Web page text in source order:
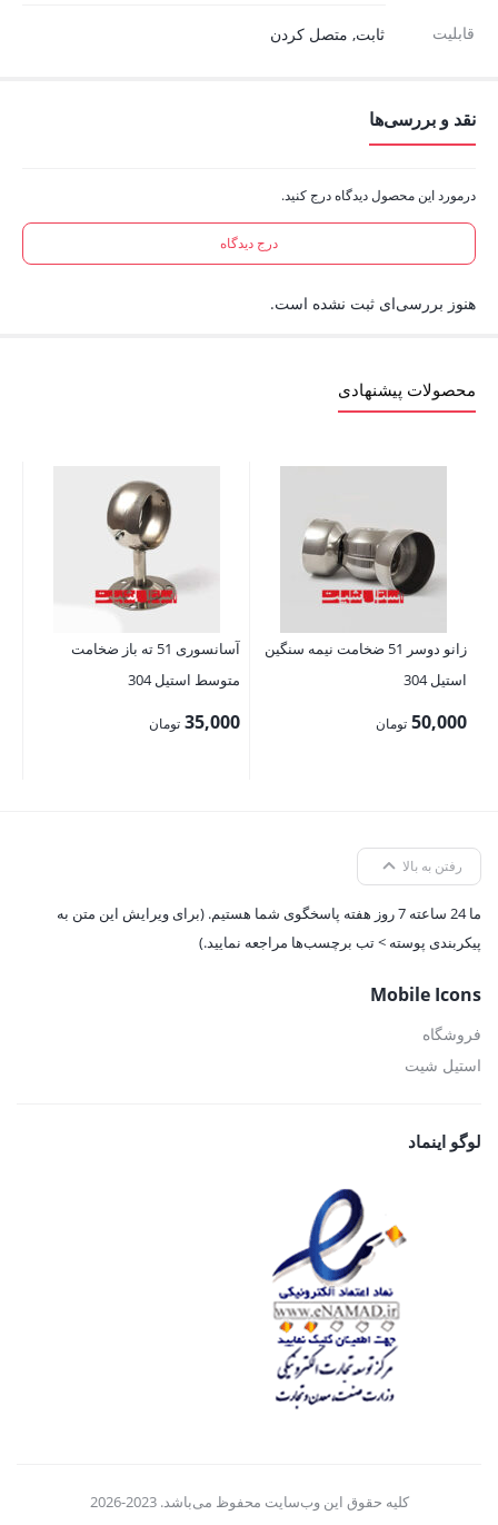
قابلیت ثابت, متصل کردن
نقد و بررسی‌ها
درمورد این محصول دیدگاه درج کنید.
درج دیدگاه
هنوز بررسی‌ای ثبت نشده است.
محصولات پیشنهادی
زانو دوسر 51 ضخامت نیمه سنگین
استیل 304
50,000 تومان
آسانسوری 51 ته باز ضخامت
متوسط استیل 304
35,000 تومان
رفتن به بالا
ما 24 ساعته 7 روز هفته پاسخگوی شما هستیم. (برای ویرایش این متن به
پیکربندی پوسته > تب برچسب‌ها مراجعه نمایید.)
Mobile Icons
فروشگاه
استیل شیت
لوگو اینماد
کلیه حقوق این وب‌سایت محفوظ می‌باشد. 2023-2026